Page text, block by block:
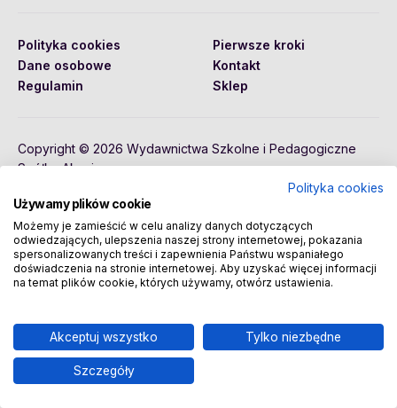
Polityka cookies
Dane osobowe
Regulamin
Pierwsze kroki
Kontakt
Sklep
Copyright © 2026 Wydawnictwa Szkolne i Pedagogiczne
Spółka Akcyjna
Polityka cookies
Używamy plików cookie
Możemy je zamieścić w celu analizy danych dotyczących
odwiedzających, ulepszenia naszej strony internetowej, pokazania
spersonalizowanych treści i zapewnienia Państwu wspaniałego
doświadczenia na stronie internetowej. Aby uzyskać więcej informacji
na temat plików cookie, których używamy, otwórz ustawienia.
Akceptuj wszystko Tylko niezbędne
Szczegóły